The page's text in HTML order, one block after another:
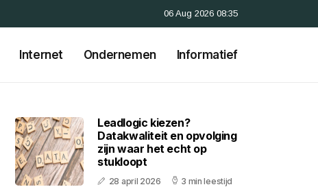
06 Aug 2026 08:35
Internet Ondernemen Informatief
Leadlogic kiezen?
Datakwaliteit en opvolging
zijn waar het echt op
stukloopt
28 april 2026 3 min leestijd